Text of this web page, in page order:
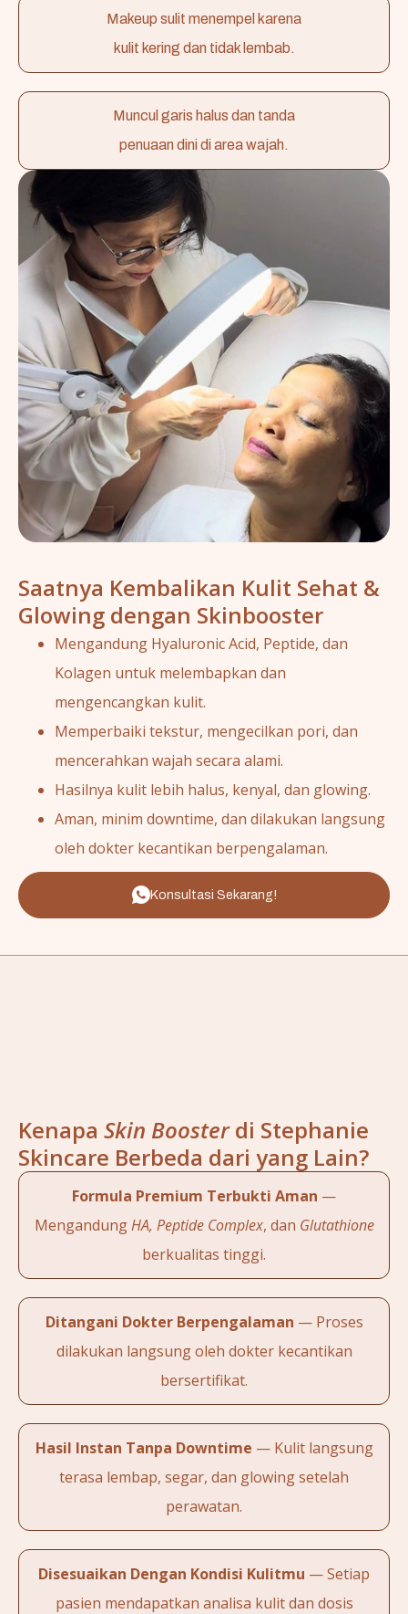
Makeup sulit menempel karena
kulit kering dan tidak lembab.
Muncul garis halus dan tanda
penuaan dini di area wajah.
Saatnya Kembalikan Kulit Sehat &
Glowing dengan Skinbooster
Mengandung Hyaluronic Acid, Peptide, dan
Kolagen untuk melembapkan dan
mengencangkan kulit.
Memperbaiki tekstur, mengecilkan pori, dan
mencerahkan wajah secara alami.
Hasilnya kulit lebih halus, kenyal, dan glowing.
Aman, minim downtime, dan dilakukan langsung
oleh dokter kecantikan berpengalaman.
Konsultasi Sekarang!
Kenapa Skin Boosterdi Stephanie
Skincare Berbeda dari yang Lain?
Formula Premium Terbukti Aman —
MengandungHA, Peptide Complex, dan Glutathione
berkualitas tinggi.
Ditangani Dokter Berpengalaman — Proses
dilakukan langsung oleh dokter kecantikan
bersertifikat.
Hasil Instan Tanpa Downtime — Kulit langsung
terasa lembap, segar, dan glowing setelah
perawatan.
Disesuaikan Dengan Kondisi Kulitmu — Setiap
pasien mendapatkan analisa kulit dan dosis